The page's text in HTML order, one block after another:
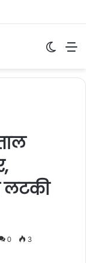
लटकी
0 3